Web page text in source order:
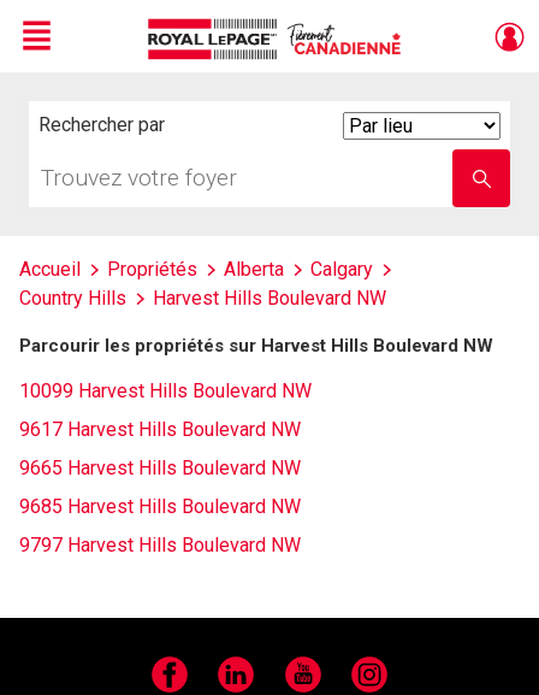
Menu
Rechercher par
votre
nom
Accueil Propriétés Alberta
Calgary
Country Hills
Harvest Hills Boulevard NW
Parcourir les propriétés sur Harvest Hills Boulevard NW
10099 Harvest Hills Boulevard NW
9617 Harvest Hills Boulevard NW
9665 Harvest Hills Boulevard NW
9685 Harvest Hills Boulevard NW
9797 Harvest Hills Boulevard NW
Facebook LinkedIn YouTube Instagram